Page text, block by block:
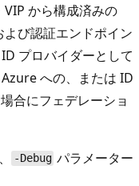
から構成済みの
び認証エンドポイン
プロバイダーとして
への、または ID
合にフェデレーショ
-Debug パラメーター